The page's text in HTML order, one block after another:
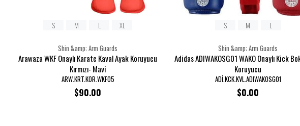
Shin &amp; Arm Guards
Arawaza WKF Onaylı Karate Kaval Ayak Koruyucu
Kırmızı- Mavi
ARW.KRT.KOR.WKF05
$90.00
S M L XL
Shin &amp; Arm Guards
Adidas ADIWAKOSG01 WAKO Onaylı Kick
Koruyucu
ADİ.KCK.KVL.ADIWAKOSG01
$0.00
S M L